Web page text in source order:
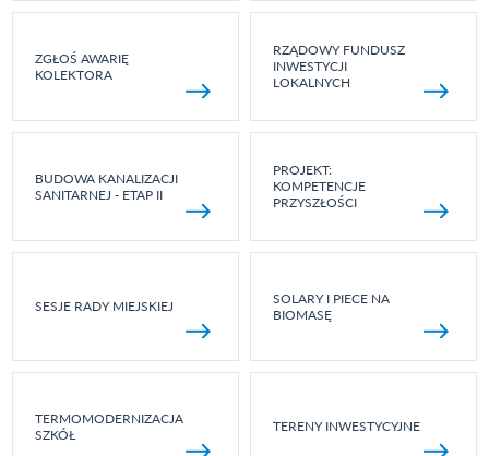
ZGŁOŚ AWARIĘ
KOLEKTORA
RZĄDOWY FUNDUSZ
INWESTYCJI
LOKALNYCH
BUDOWA KANALIZACJI
SANITARNEJ - ETAP II
PROJEKT:
KOMPETENCJE
PRZYSZŁOŚCI
SESJE RADY MIEJSKIEJ
SOLARY I PIECE NA
BIOMASĘ
TERMOMODERNIZACJA
SZKÓŁ
TERENY INWESTYCYJNE